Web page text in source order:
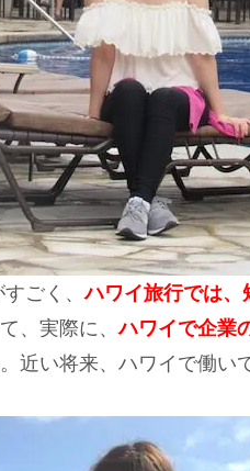
すごく、ハワイ旅行では、
、実際に、ハワイで企業
近い将来、ハワイで働い